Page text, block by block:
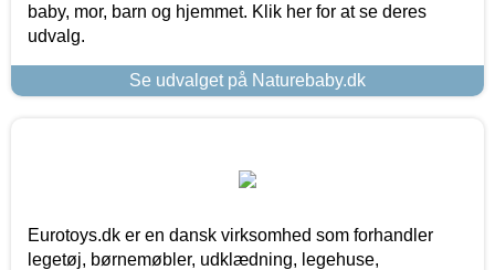
baby, mor, barn og hjemmet. Klik her for at se deres
udvalg.
Se udvalget på Naturebaby.dk
Eurotoys.dk er en dansk virksomhed som forhandler
legetøj, børnemøbler, udklædning, legehuse,